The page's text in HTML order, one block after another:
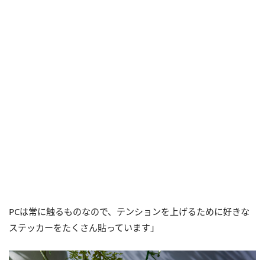
PCは常に触るものなので、テンションを上げるために好きな
ステッカーをたくさん貼っています」